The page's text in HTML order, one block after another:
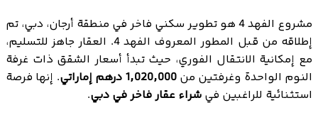
مشروع الفهد 4 هو تطوير سكني فاخر في منطقة أرجان، دبي، تم
إطلاقه من قبل المطور المعروف الفهد 4. العقار جاهز للتسليم،
مع إمكانية الانتقال الفوري، حيث تبدأ أسعار الشقق ذات غرفة
النوم الواحدة وغرفتين من1,020,000 درهم إماراتي
. إنها فرصة
استثنائية للراغبين في شراء عقار فاخر في دبي.